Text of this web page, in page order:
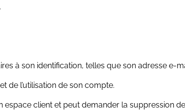
à son identification, telles que son adresse e-
de l’utilisation de son compte.
client et peut demander la suppression